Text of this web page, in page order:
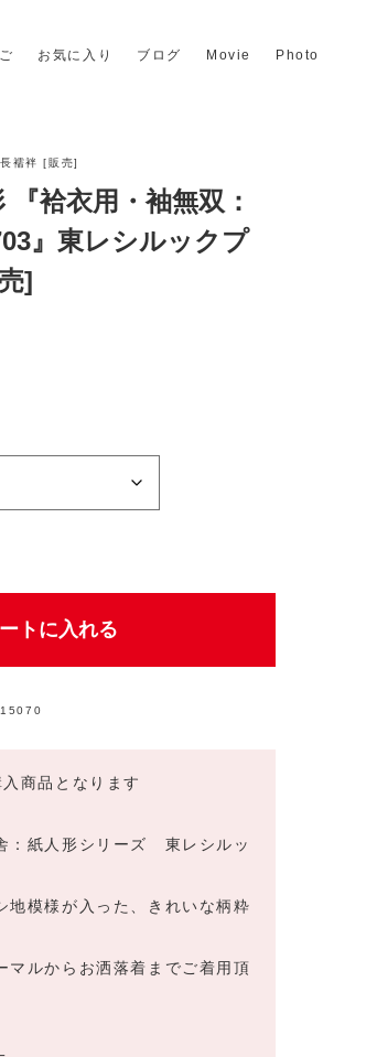
お気に入り ブログ Movie Photo
襦袢 [販売]
袷衣用・袖無双：
』東レシルックプ
]
トに入れる
商品となります
：紙人形シリーズ 東レシルッ
地模様が入った、きれいな柄粋
マルからお洒落着までご着用頂